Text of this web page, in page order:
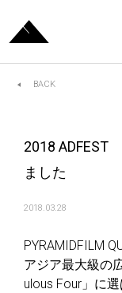
BACK
2018
ました
2018.03.28
PYRAMIDFILM
アジア最大級の
ulous Four」に選